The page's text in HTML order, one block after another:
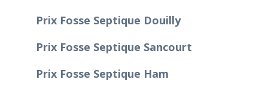
Prix Fosse Septique Douilly
Prix Fosse Septique Sancourt
Prix Fosse Septique Ham